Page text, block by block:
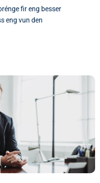
fir eng besser
eng vun den